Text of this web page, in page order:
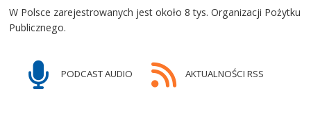
W Polsce zarejestrowanych jest około 8 tys. Organizacji Pożytku
Publicznego.
PODCAST AUDIO AKTUALNOŚCI RSS